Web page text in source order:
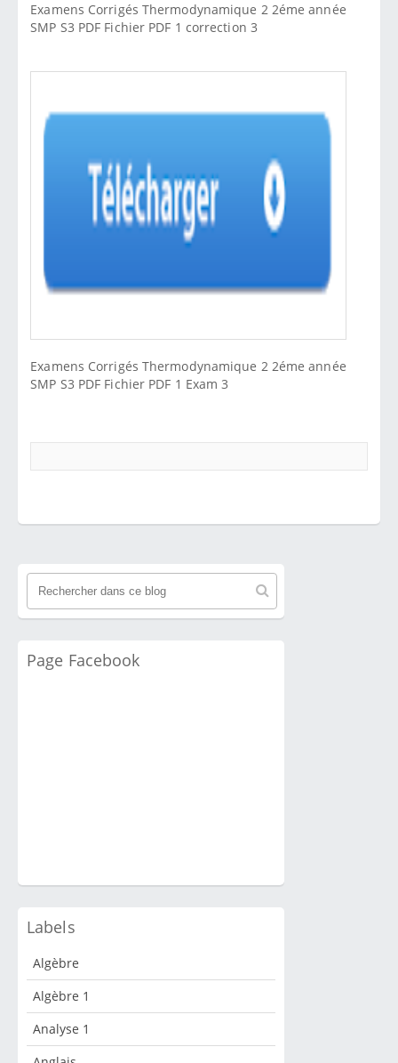
Examens Corrigés Thermodynamique 2 2éme année
SMP S3 PDF Fichier PDF 1 correction 3
Examens Corrigés Thermodynamique 2 2éme année
SMP S3 PDF Fichier PDF 1 Exam 3
Page Facebook
Labels
Algèbre
Algèbre 1
Analyse 1